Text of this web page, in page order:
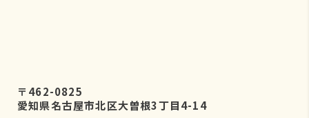
〒462-0825
愛知県名古屋市北区大曽根3丁目4-14